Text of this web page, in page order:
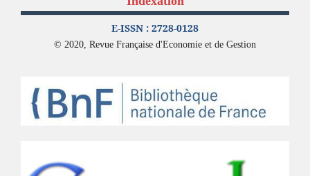
E-ISSN : 2728-0128
© 2020, Revue Française d'Economie et de Gestion